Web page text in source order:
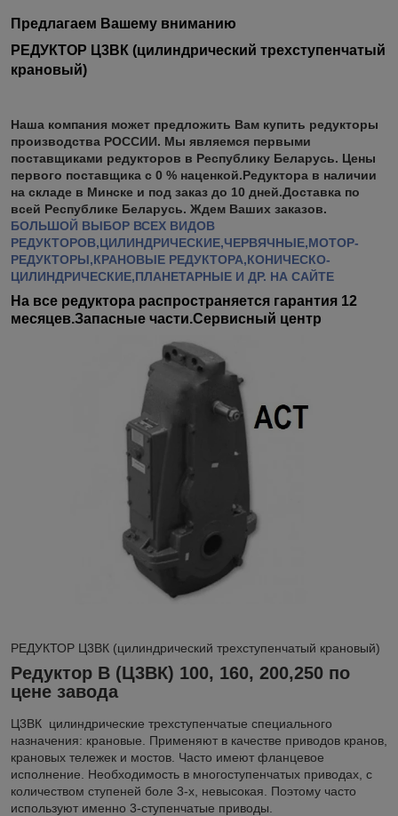
Предлагаем Вашему вниманию
РЕДУКТОР Ц3ВК (цилиндрический трехступенчатый
крановый)
Наша компания может предложить Вам купить редукторы
производства РОССИИ. Мы являемся первыми
поставщиками редукторов в Республику Беларусь. Цены
первого поставщика с 0 % наценкой.Редуктора в наличии
на складе в Минске и под заказ до 10 дней.Доставка по
всей Республике Беларусь. Ждем Ваших заказов.
БОЛЬШОЙ ВЫБОР ВСЕХ ВИДОВ
РЕДУКТОРОВ,ЦИЛИНДРИЧЕСКИЕ,ЧЕРВЯЧНЫЕ,МОТОР-
РЕДУКТОРЫ,КРАНОВЫЕ РЕДУКТОРА,КОНИЧЕСКО-
ЦИЛИНДРИЧЕСКИЕ,ПЛАНЕТАРНЫЕ И ДР. НА САЙТЕ
На все редуктора распространяется гарантия 12
месяцев.Запасные части.Сервисный центр
РЕДУКТОР Ц3ВК (цилиндрический трехступенчатый крановый)
Редуктор В (Ц3ВК) 100, 160, 200,250 по
цене завода
Ц3ВК цилиндрические трехступенчатые специального
назначения: крановые. Применяют в качестве приводов кранов,
крановых тележек и мостов. Часто имеют фланцевое
исполнение. Необходимость в многоступенчатых приводах, с
количеством ступеней боле 3-х, невысокая. Поэтому часто
используют именно 3-ступенчатые приводы.